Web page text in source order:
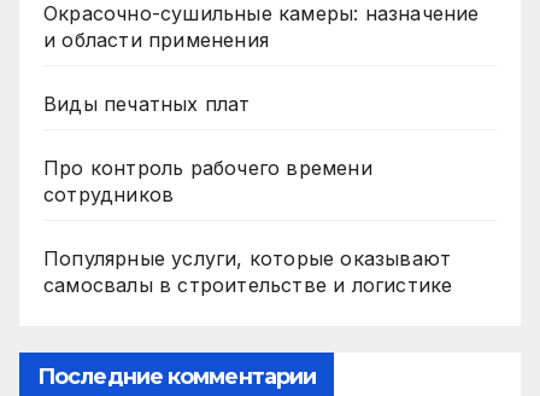
Окрасочно-сушильные камеры: назначение
и области применения
Виды печатных плат
Про контроль рабочего времени
сотрудников
Популярные услуги, которые оказывают
самосвалы в строительстве и логистике
Последние комментарии